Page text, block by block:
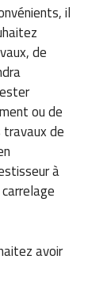
il
de
ou de
travaux de
à
avoir